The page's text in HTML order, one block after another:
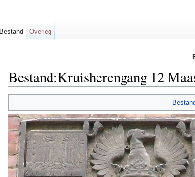
Bestand:Kruisherengang 12
Bestand
Bestand Overleg